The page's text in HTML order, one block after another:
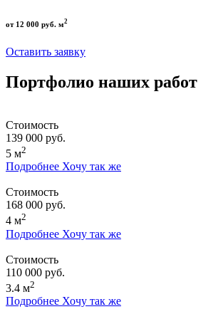
от 12 000 руб. м2
Оставить заявку
Портфолио наших работ
Стоимость
139 000 руб.
5 м2
Подробнее Хочу так же
Стоимость
168 000 руб.
4 м2
Подробнее Хочу так же
Стоимость
110 000 руб.
3.4 м2
Подробнее Хочу так же